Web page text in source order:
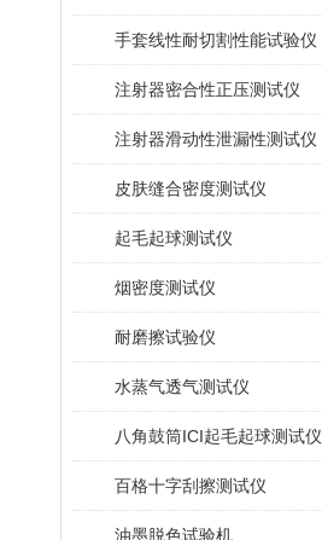
手套线性耐切割性能试验仪
注射器密合性正压测试仪
注射器滑动性泄漏性测试仪
皮肤缝合密度测试仪
起毛起球测试仪
烟密度测试仪
耐磨擦试验仪
水蒸气透气测试仪
八角鼓筒ICI起毛起球测试仪
百格十字刮擦测试仪
油墨脱色试验机